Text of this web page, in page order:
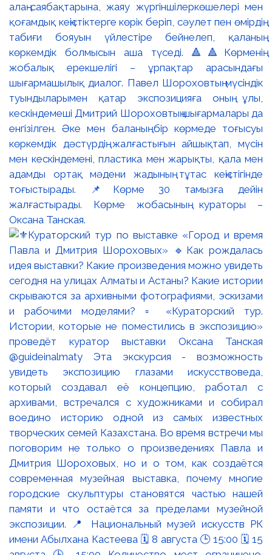
алаң-саябақтарына, жаяу жүргіншілеркөшелері мен
қоғамдық кеңістіктерге көрік беріп, сәулет пен өмірдің
табиғи бояуын үйлестіре бейнелеп, қаланың
көркемдік болмысын аша түседі. 🔺🔺Көрменің
жобалық ерекшелігі – ұрпақтар арасындағы
шығармашылық диалог. Павел Шороховтың мүсіндік
туындыларымен қатар экспозицияға оның ұлы,
кескіндемеші Дмитрий Шороховтың шығармалары да
енгізілген. Әке мен баланың бір көрмеде тоғысуы
көркемдік дәстүрдің жалғастығын айшықтап, мүсін
мен кескіндемені, пластика мен жарықты, қала мен
адамды ортақ мәдени жадының тұтас кеңістігінде
тоғыстырады. 📌Көрме 30 тамызға дейін
жалғастырады. Көрме жобасының кураторы –
Оксана Танская.